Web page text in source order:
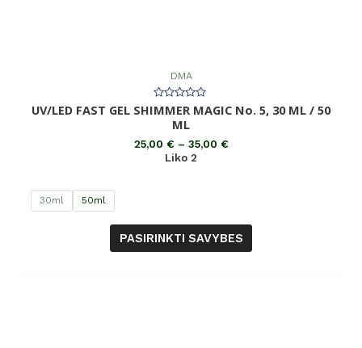
DMA
Įvertinimas:
0
UV/LED FAST GEL SHIMMER MAGIC No. 5, 30 ML / 50
ML
25,00 €– 35,00 €
Liko 2
30ml 50ml
PASIRINKTI SAVYBES